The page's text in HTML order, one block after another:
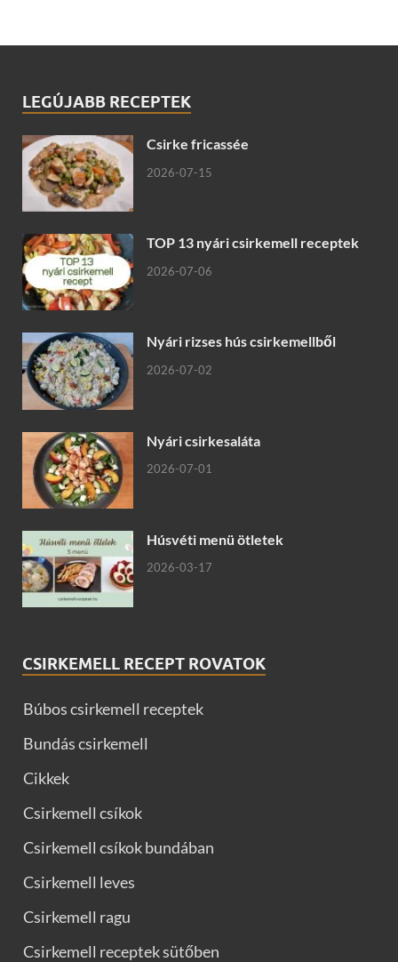
LEGÚJABB RECEPTEK
Csirke fricassée
2026-07-15
TOP 13 nyári csirkemell receptek
2026-07-06
Nyári rizses hús csirkemellből
2026-07-02
Nyári csirkesaláta
2026-07-01
Húsvéti menü ötletek
2026-03-17
CSIRKEMELL RECEPT ROVATOK
Búbos csirkemell receptek
Bundás csirkemell
Cikkek
Csirkemell csíkok
Csirkemell csíkok bundában
Csirkemell leves
Csirkemell ragu
Csirkemell receptek sütőben